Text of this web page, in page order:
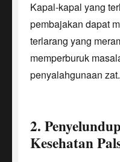
Kapal-kapal yang
pembajakan dapat
terlarang yang
memperburuk
penyalahgunaan zat.
2.
Kesehatan